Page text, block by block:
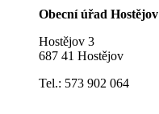
Obecní úřad Hostějov
Hostějov 3
687 41 Hostějov
Tel.: 573 902 064